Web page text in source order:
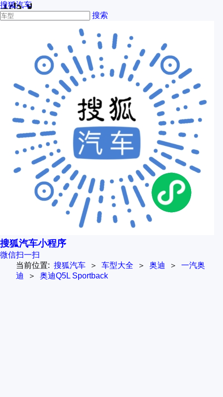
搜狐汽车
搜索
搜狐汽车小程序
微信扫一扫
当前位置: 搜狐汽车 ＞ 车型大全 ＞ 奥迪 ＞
一汽奥
迪
＞ 奥迪Q5L Sportback